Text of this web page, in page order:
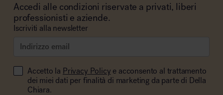
Accedi alle condizioni riservate a privati, liberi
professionisti e aziende.
Iscriviti alla newsletter
Accetto la Privacy Policy e acconsento al trattamento
dei miei dati per finalità di marketing da parte di Della
Chiara.